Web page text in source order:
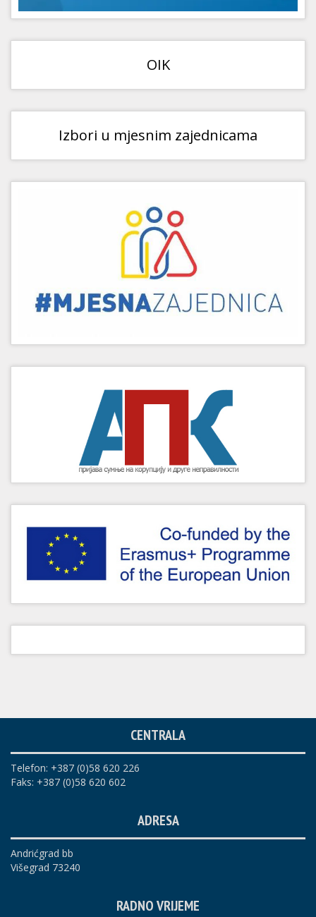
OIK
Izbori u mjesnim zajednicama
CENTRALA
Telefon: +387 (0)58 620 226
Faks: +387 (0)58 620 602
ADRESA
Andrićgrad bb
Višegrad 73240
RADNO VRIJEME